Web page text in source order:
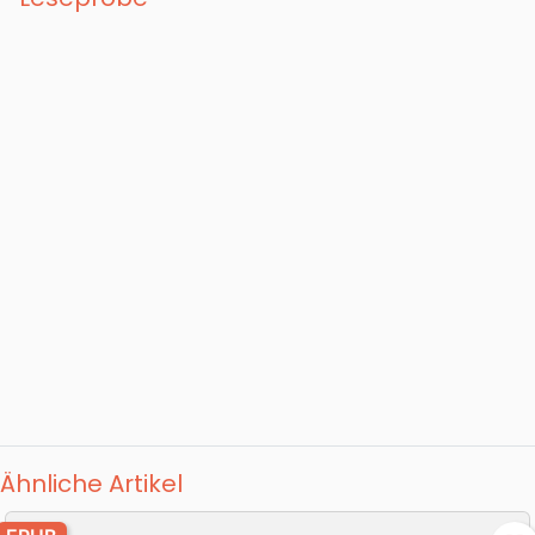
ein Leben mit ihm lohnt.
Ähnliche Artikel